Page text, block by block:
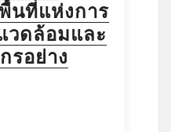
นที่แห่งการ
วดล้อมและ
รอย่าง